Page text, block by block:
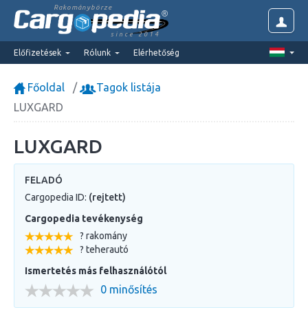
Rakománybörze
since 2014
Előfizetések Rólunk Elérhetőség
Főoldal
Tagok listája
LUXGARD
LUXGARD
FELADÓ
Cargopedia ID: (rejtett)
Cargopedia tevékenység
? rakomány
? teherautó
Ismertetés más felhasználótól
0 minősítés